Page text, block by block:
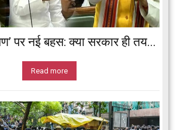
पर नई बहस: क्या सरकार ही तय...
Read more